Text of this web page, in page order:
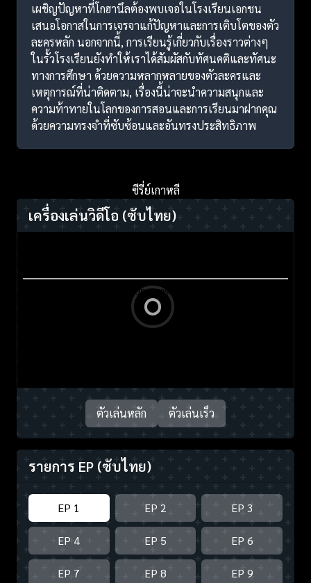
เผชิญปัญหาที่โกฮานึลต้องพบเจอในโรงเรียนเอกชน
เสนอโอกาสในการเจรจาแก้ปัญหาและการเติบโตของตัว
ละครหลัก นอกจากนี้, การเรียนรู้เกี่ยวกับเรื่องราวต่างๆ
ในรั้วโรงเรียนยังทำให้เราได้สัมผัสกับทัศนคติและทัศนะ
ทางการศึกษา ด้วยความหลากหลายของตัวละครและ
เหตุการณ์ที่น่าติดตาม, เรื่องนี้น่าจะนำความสนุกและ
ความท้าทายในโลกของการสอนและการเรียนมาฝากคุณ
ด้วยความทรงจำที่ซับซ้อนและอันทรงประสิทธิภาพ
ซีรี่ย์เกาหลี
เครื่องเล่นวิดีโอ (ซับไทย)
ตัวเล่นหลัก ตัวเล่นเร็ว
รายการ EP (ซับไทย)
EP 1 EP 2 EP 3
EP 4 EP 5 EP 6
EP 7 EP 8 EP 9